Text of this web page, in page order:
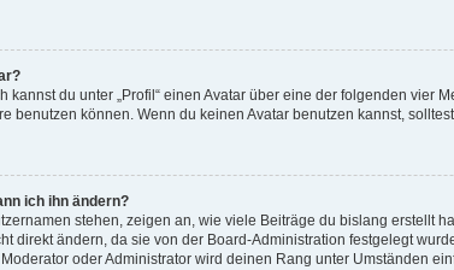
kannst du unter „Profil“ einen Avatar über eine der folgenden
benutzen können. Wenn du keinen Avatar benutzen kannst,
ich ihn ändern?
stehen, zeigen an, wie viele Beiträge du bislang erstellt
direkt ändern, da sie von der Board-Administration festgelegt
oder Administrator wird deinen Rang unter Umständen